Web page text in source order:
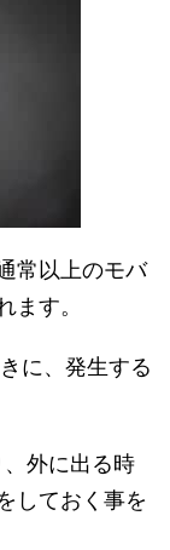
常以上のモバ
ます。
に、発生する
外に出る時
しておく事を